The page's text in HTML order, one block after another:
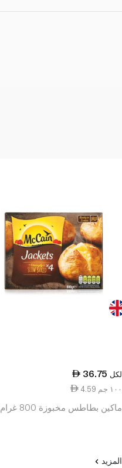
36.75 لكل
4.59 ١٠٠ جم
ماكين بطاطس مخبوزة 800 غرام x4
المزيد